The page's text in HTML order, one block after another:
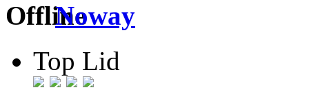
Noway
Top Lid